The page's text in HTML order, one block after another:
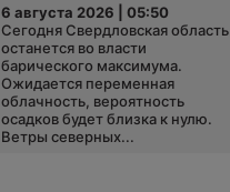
6 августа 2026 | 05:50
Сегодня Свердловская область
останется во власти
барического максимума.
Ожидается переменная
облачность, вероятность
осадков будет близка к нулю.
Ветры северных...